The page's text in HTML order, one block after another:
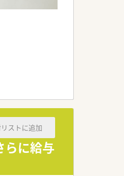
らに給与
ストに追加